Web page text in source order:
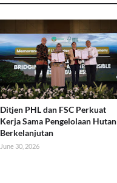
Ditjen PHL dan FSC Perkuat
Kerja Sama Pengelolaan Hutan
Berkelanjutan
June 30, 2026